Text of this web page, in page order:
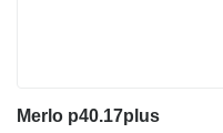
Merlo p40.17plus